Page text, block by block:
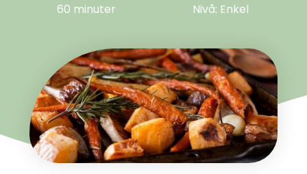
60 minuter Nivå: Enkel